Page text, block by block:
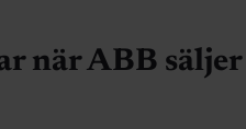
när ABB säljer